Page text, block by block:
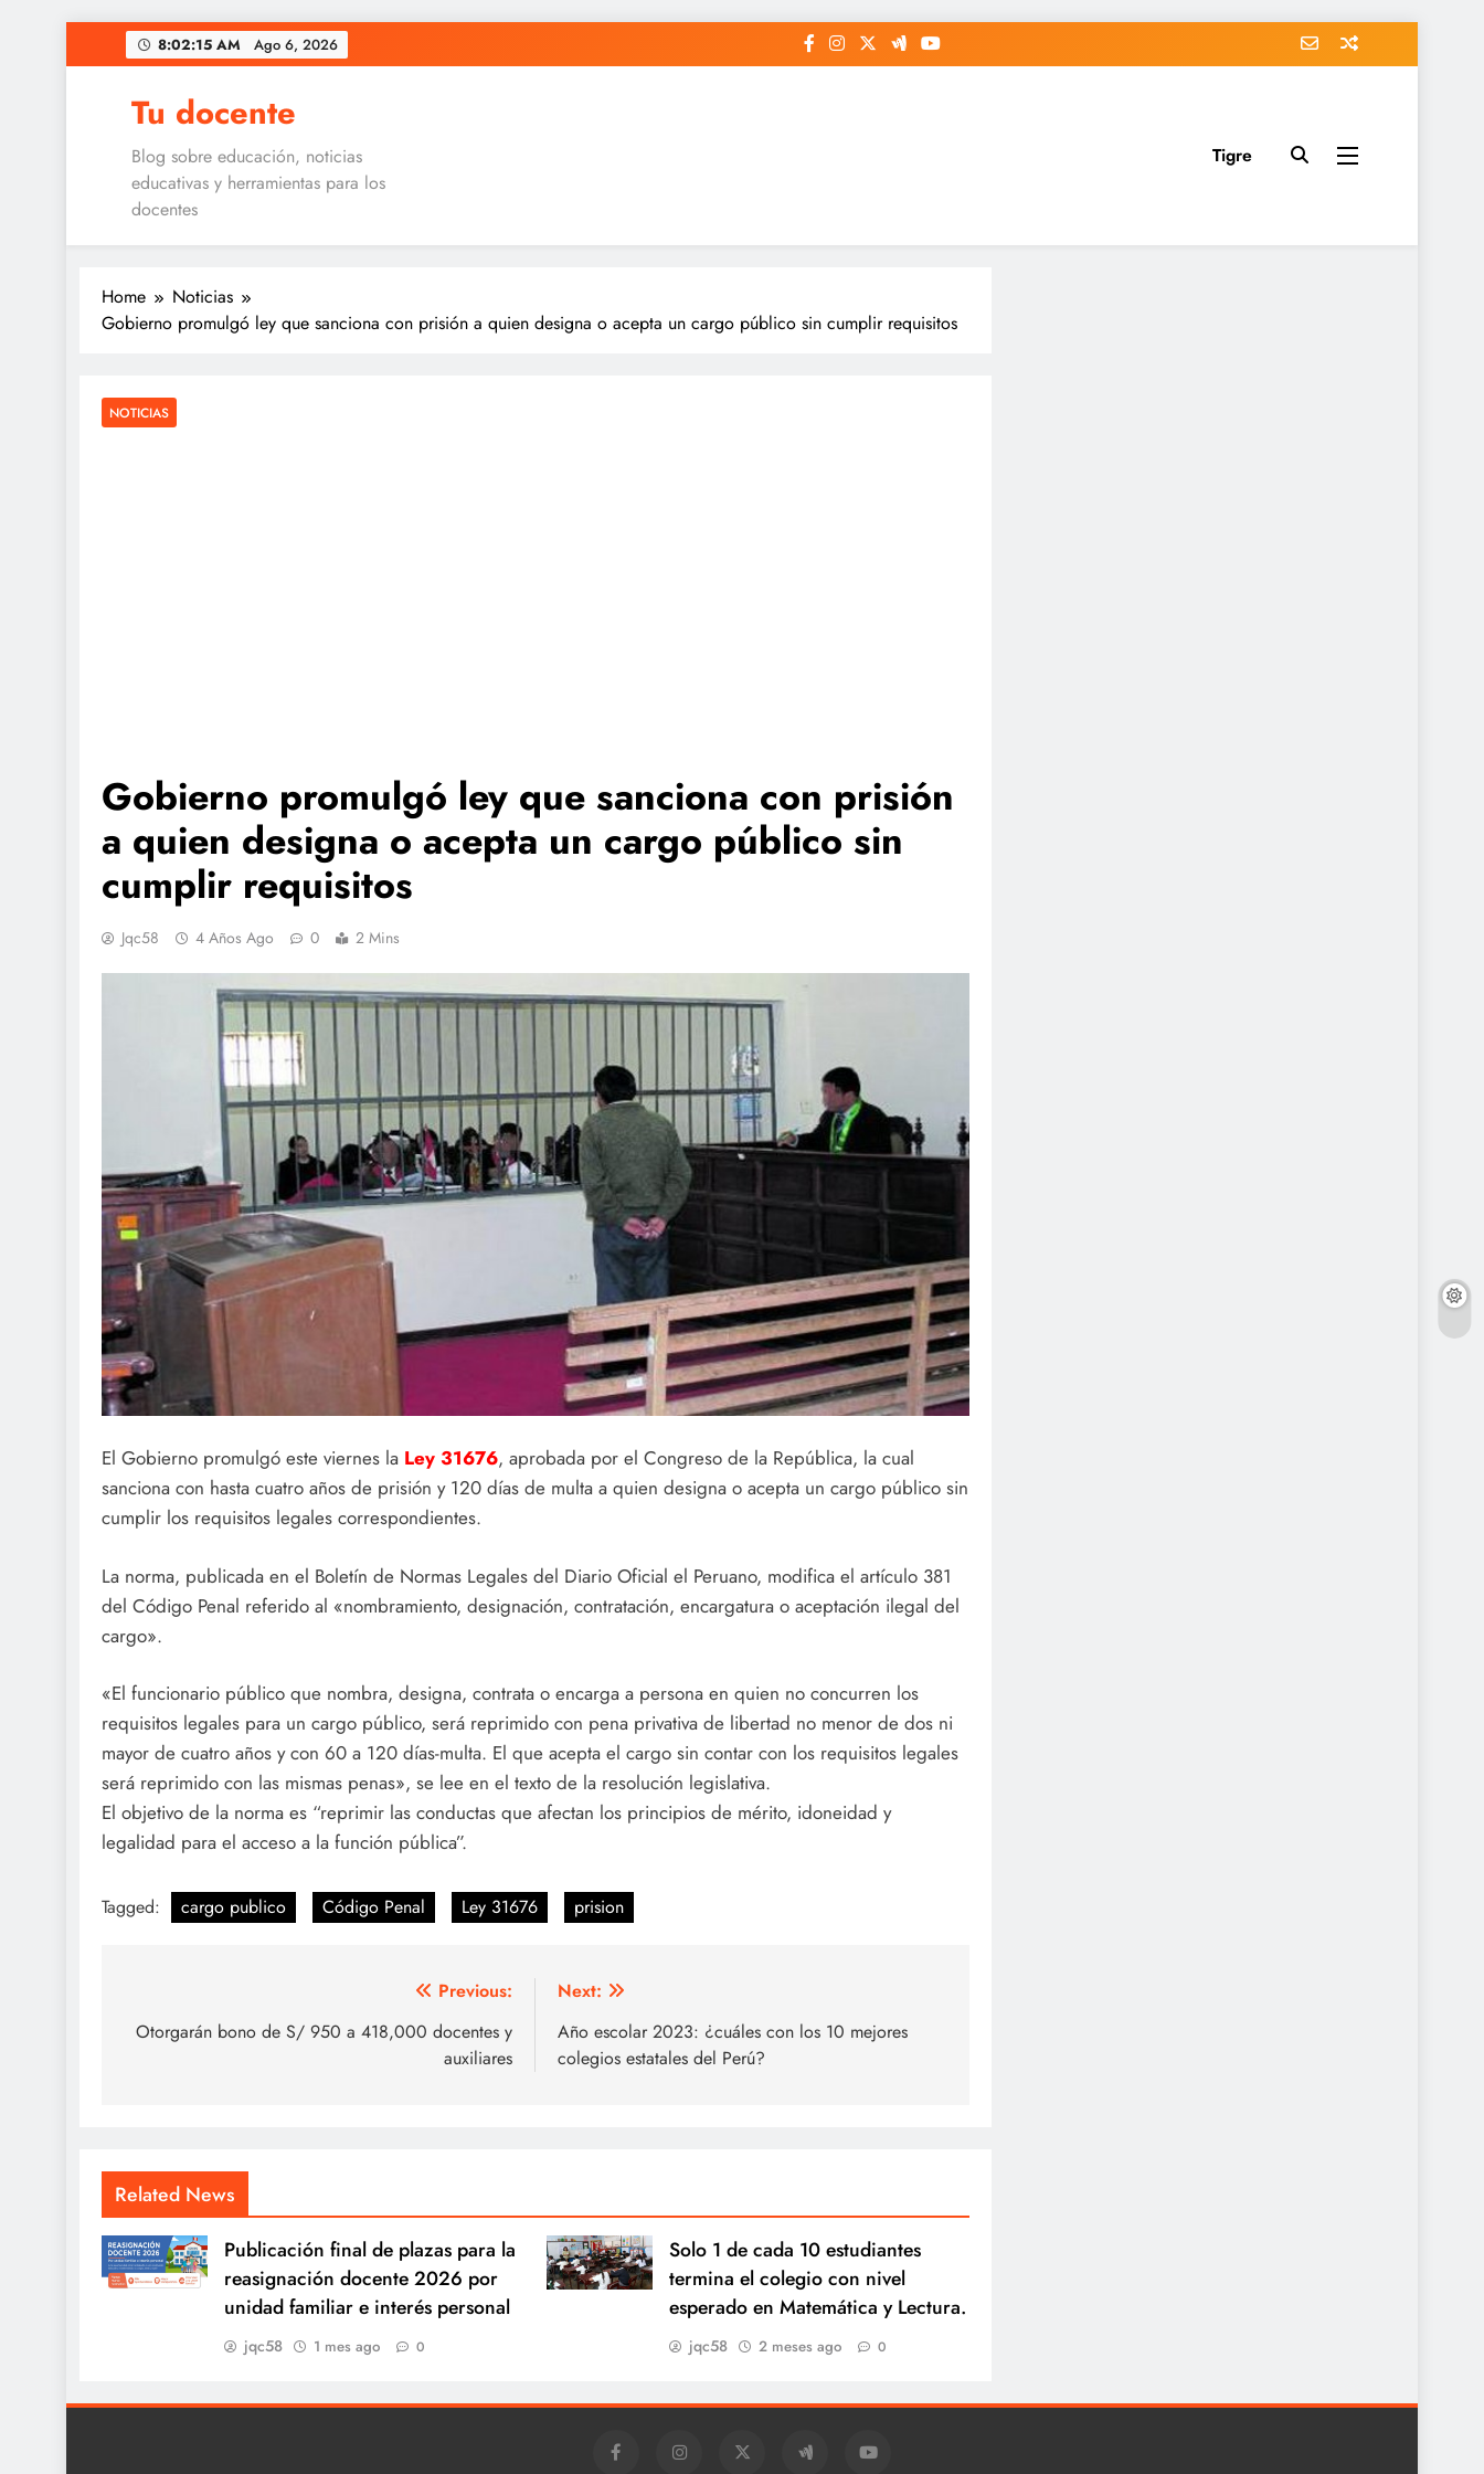
to
8:02:16 AM Ago 6, 2026
Tu docente
Blog sobre educación, noticias
educativas y herramientas para los
docentes
Tigre
Home
Noticias
Gobierno promulgó ley que sanciona con prisión a quien designa o acepta un cargo público sin cumplir requisitos
NOTICIAS
Gobierno promulgó ley que sanciona con prisión
a quien designa o acepta un cargo público sin
cumplir requisitos
Jqc58 4 Años Ago 0 2 Mins
El Gobierno promulgó este viernes la Ley 31676, aprobada por el Congreso de la República, la cual
sanciona con hasta cuatro años de prisión y 120 días de multa a quien designa o acepta un cargo público sin
cumplir los requisitos legales correspondientes.
La norma, publicada en el Boletín de Normas Legales del Diario Oficial el Peruano, modifica el artículo 381
del Código Penal referido al «nombramiento, designación, contratación, encargatura o aceptación ilegal del
cargo».
«El funcionario público que nombra, designa, contrata o encarga a persona en quien no concurren los
requisitos legales para un cargo público, será reprimido con pena privativa de libertad no menor de dos ni
mayor de cuatro años y con 60 a 120 días-multa. El que acepta el cargo sin contar con los requisitos legales
será reprimido con las mismas penas», se lee en el texto de la resolución legislativa.
El objetivo de la norma es “reprimir las conductas que afectan los principios de mérito, idoneidad y
legalidad para el acceso a la función pública”.
Tagged: cargo publico Código Penal Ley 31676 prision
de
Previous:
Otorgarán bono de S/ 950 a 418,000 docentes y
auxiliares
Next:
Año escolar 2023: ¿cuáles con los 10 mejores
colegios estatales del Perú?
Related News
Publicación final de plazas para la
reasignación docente 2026 por
unidad familiar e interés personal
jqc58 1 mes ago 0
Solo 1 de cada 10 estudiantes
termina el colegio con nivel
esperado en Matemática y Lectura.
jqc58 2 meses ago 0